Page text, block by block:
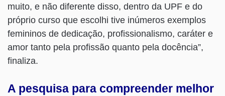
muito, e não diferente disso, dentro da UPF e do
próprio curso que escolhi tive inúmeros exemplos
femininos de dedicação, profissionalismo, caráter e
amor tanto pela profissão quanto pela docência”,
finaliza.
A pesquisa para compreender melhor